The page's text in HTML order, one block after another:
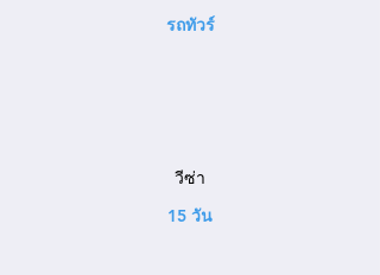
รถทัวร์
วีซ่า
15 วัน